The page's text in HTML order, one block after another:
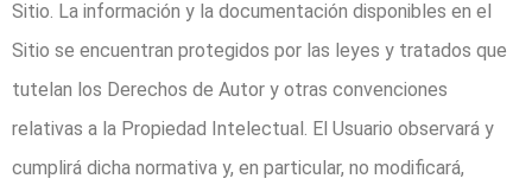
Sitio. La información y la documentación disponibles en el
Sitio se encuentran protegidos por las leyes y tratados que
tutelan los Derechos de Autor y otras convenciones
relativas a la Propiedad Intelectual. El Usuario observará y
cumplirá dicha normativa y, en particular, no modificará,